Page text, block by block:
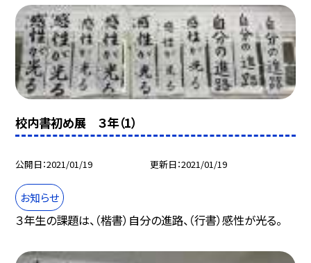
校内書初め展 ３年（1）
公開日 2021/01/19 更新日 2021/01/19
お知らせ
３年生の課題は、（楷書）自分の進路、（行書）感性が光る。